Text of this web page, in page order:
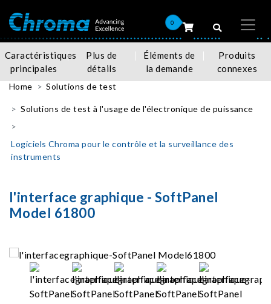
0
Caractéristiques
principales
Plus de
détails
Éléments de
la demande
Produits
connexes
Home Solutions de test
Solutions de test à l'usage de l'électronique de puissance
Logiciels Chroma pour le contrôle et la surveillance des
instruments
l'interface graphique - SoftPanel
Model 61800